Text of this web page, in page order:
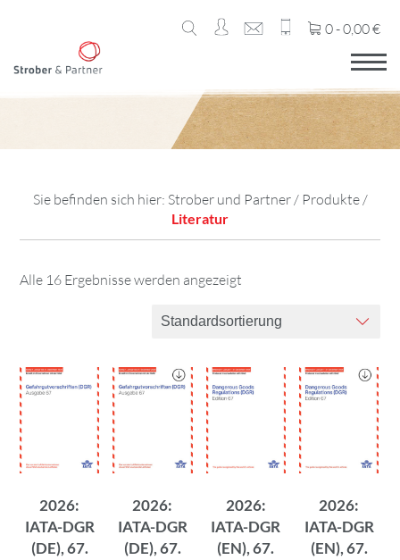
0 -0,00€
Sie befinden sich hier: Strober und Partner/ Produkte/
Literatur
Alle 16 Ergebnisse werden angezeigt
2026:
IATA-DGR
(DE), 67.
2026:
IATA-DGR
(DE), 67.
2026:
IATA-DGR
(EN), 67.
2026:
IATA-DGR
(EN), 67.